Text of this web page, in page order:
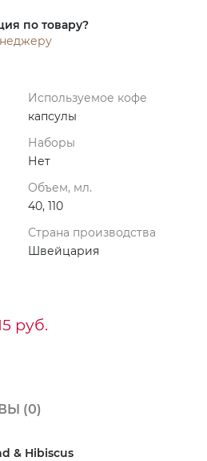
по товару?
Используемое кофе
капсулы
Наборы
Нет
Объем, мл.
40, 110
Страна производства
Швейцария
руб.
(0)
& Hibiscus